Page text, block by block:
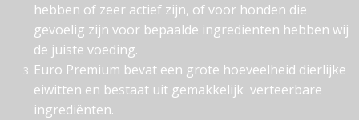
hebben of zeer actief zijn, of voor honden die
gevoelig zijn voor bepaalde ingredienten hebben wij
de juiste voeding.
Euro Premium bevat een grote hoeveelheid dierlijke
eiwitten en bestaat uit gemakkelijk verteerbare
ingrediënten.